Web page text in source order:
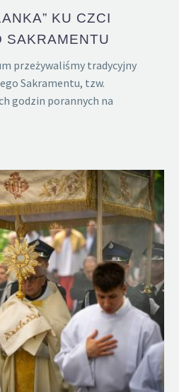
KU CZCI
SAKRAMENTU
przeżywaliśmy tradycyjny
Sakramentu, tzw.
godzin porannych na